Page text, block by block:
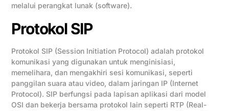
melalui perangkat lunak (software).
Protokol SIP
Protokol SIP (Session Initiation Protocol) adalah protokol
komunikasi yang digunakan untuk menginisiasi,
memelihara, dan mengakhiri sesi komunikasi, seperti
panggilan suara atau video, dalam jaringan IP (Internet
Protocol). SIP berfungsi pada lapisan aplikasi dari model
OSI dan bekerja bersama protokol lain seperti RTP (Real-